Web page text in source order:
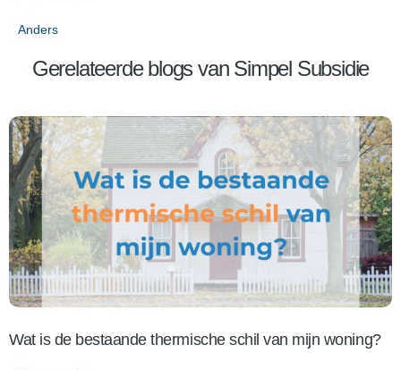
Anders
Gerelateerde blogs van Simpel Subsidie
Wat is de bestaande thermische schil van mijn woning?